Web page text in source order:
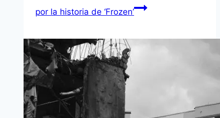
por la historia de ‘Frozen’